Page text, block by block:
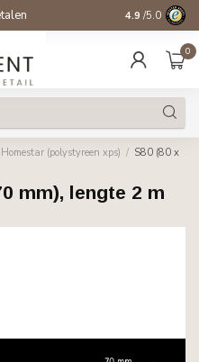
4.9 /5.0
0
Homestar (polystyreen xps) / S80 (80 x
mm), lengte 2 m